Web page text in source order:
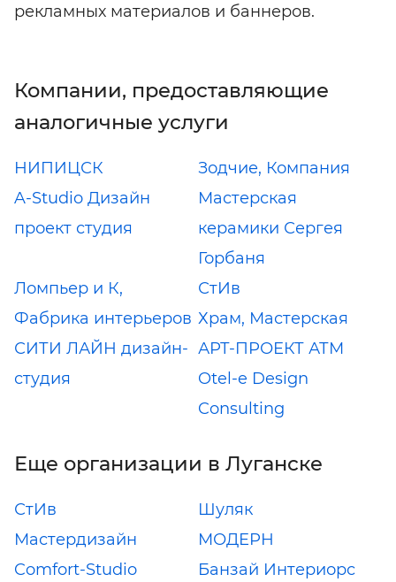
рекламных материалов и баннеров.
Компании, предоставляющие
аналогичные услуги
НИПИЦСК
Зодчие, Компания
A-Studio Дизайн
проект студия
Мастерская
керамики Сергея
Горбаня
Ломпьер и К,
Фабрика интерьеров
СтИв
Храм, Мастерская
СИТИ ЛАЙН дизайн-
студия
АРТ-ПРОЕКТ АТМ
Otel-e Design
Consulting
Еще организации в Луганске
СтИв
Шуляк
Мастердизайн
МОДЕРН
Comfort-Studio
Банзай Интериорс